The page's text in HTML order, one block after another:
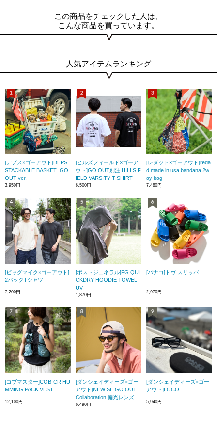
この商品をチェックした人は、
こんな商品を買っています。
人気アイテムランキング
[デプス×ゴーアウト]DEPS
STACKABLE BASKET_GO
OUT ver.
3,950円
[ヒルズフィールド×ゴーア
ウト]GO OUT別注 HILLS F
IELD VARSITY T-SHIRT
6,500円
[レダッド×ゴーアウト]reda
d made in usa bandana 2w
ay bag
7,480円
[ビッグマイク×ゴーアウト]
2パックTシャツ
7,200円
[ポストジェネラル]PG QUI
CKDRY HOODIE TOWEL
UV
1,870円
[バナコ]トヴ スリッパ
2,970円
[コブマスター]COB-CR HU
MMING PACK VEST
12,100円
[ダンシェイディーズ×ゴー
アウト]NEW SE GO OUT
Collaboration 偏光レンズ
6,490円
[ダンシェイディーズ×ゴー
アウト]LOCO
5,940円